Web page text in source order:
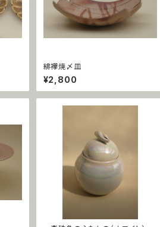
緋襷焼〆皿
¥2,800